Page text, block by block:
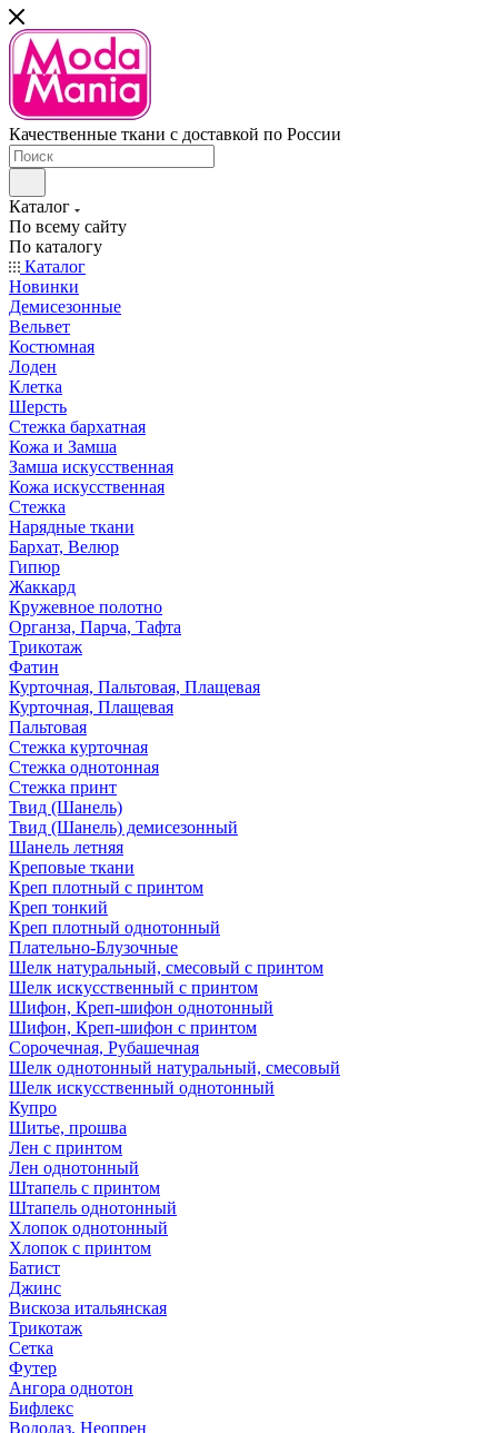
Качественные ткани с доставкой по России
Каталог
По всему сайту
По каталогу
Каталог
Новинки
Демисезонные
Вельвет
Костюмная
Лоден
Клетка
Шерсть
Стежка бархатная
Кожа и Замша
Замша искусственная
Кожа искусственная
Стежка
Нарядные ткани
Бархат, Велюр
Гипюр
Жаккард
Кружевное полотно
Органза, Парча, Тафта
Трикотаж
Фатин
Курточная, Пальтовая, Плащевая
Курточная, Плащевая
Пальтовая
Стежка курточная
Стежка однотонная
Стежка принт
Твид (Шанель)
Твид (Шанель) демисезонный
Шанель летняя
Креповые ткани
Креп плотный с принтом
Креп тонкий
Креп плотный однотонный
Плательно-Блузочные
Шелк натуральный, смесовый с принтом
Шелк искусственный с принтом
Шифон, Креп-шифон однотонный
Шифон, Креп-шифон с принтом
Сорочечная, Рубашечная
Шелк однотонный натуральный, смесовый
Шелк искусственный однотонный
Купро
Шитье, прошва
Лен с принтом
Лен однотонный
Штапель с принтом
Штапель однотонный
Хлопок однотонный
Хлопок с принтом
Батист
Джинс
Вискоза итальянская
Трикотаж
Сетка
Футер
Ангора однотон
Бифлекс
Водолаз, Неопрен